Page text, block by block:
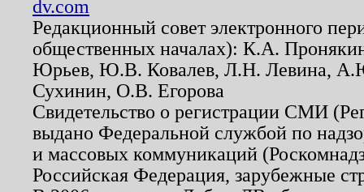
dv.com
Редакционный совет электронного
общественных началах): К.А.
Юрьев, Ю.В. Ковалев, Л.Н. Левина,
Сухинин, О.В. Егорова
Свидетельство о регистрации СМИ
выдано Федеральной службой по
и массовых коммуникаций
Российская Федерация, зарубежные